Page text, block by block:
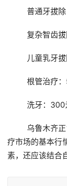
普通牙拔
复杂智齿
儿童乳牙
根管治疗
洗牙：
疗市场的基本行
素，还应该结合